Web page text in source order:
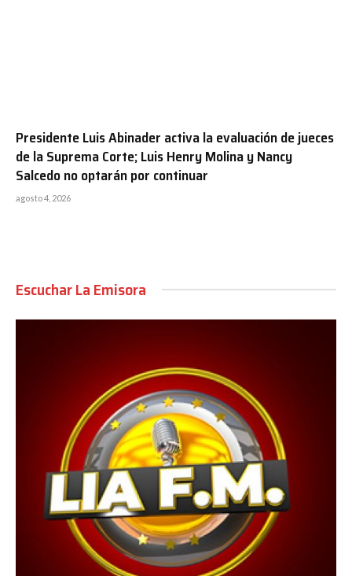
Presidente Luis Abinader activa la evaluación de jueces
de la Suprema Corte; Luis Henry Molina y Nancy
Salcedo no optarán por continuar
agosto 4, 2026
Escuchar La Emisora